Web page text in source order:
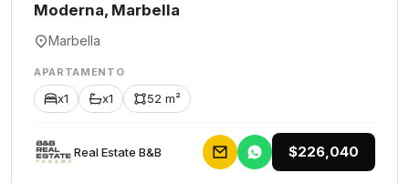
Moderna, Marbella
Marbella
APARTAMENTO
x1 x1 52 m²
Rеаl Еstаtе В&В $226,040